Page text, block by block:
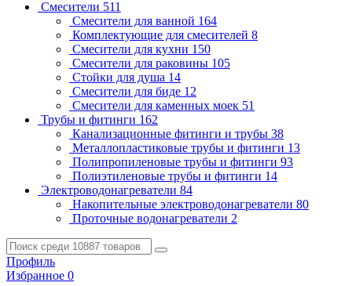
Смесители 511
Смесители для ванной 164
Комплектующие для смесителей 8
Смесители для кухни 150
Смесители для раковины 105
Стойки для душа 14
Смесители для биде 12
Смесители для каменных моек 51
Трубы и фитинги 162
Канализационные фитинги и трубы 38
Металлопластиковые трубы и фитинги 13
Полипропиленовые трубы и фитинги 93
Полиэтиленовые трубы и фитинги 14
Электроводонагреватели 84
Накопительные электроводонагреватели 80
Проточные водонагреватели 2
Профиль
Избранное 0